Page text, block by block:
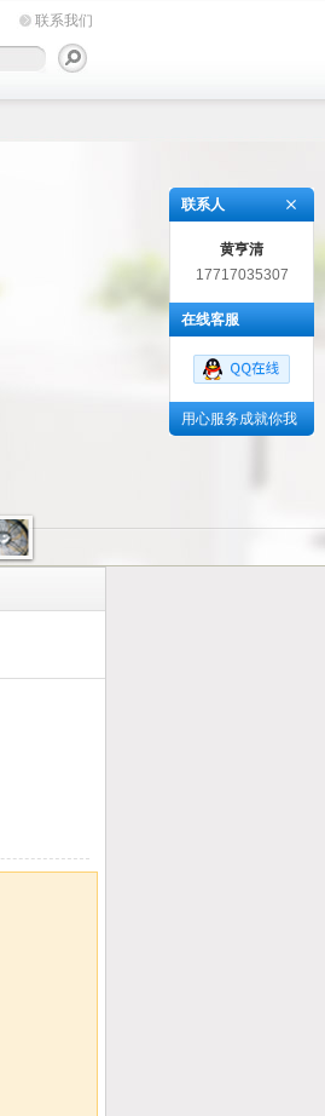
联系我们
联系人
黄亨清
17717035307
在线客服
用心服务成就你我